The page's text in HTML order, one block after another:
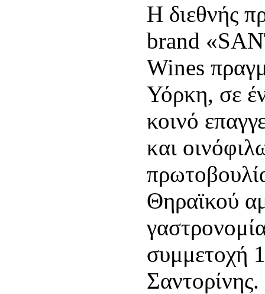
Η διεθνής
brand
Wines
Υόρκη, σε
κοινό
και
Θηραϊκού
συμμετοχή
Σαντορίνης.